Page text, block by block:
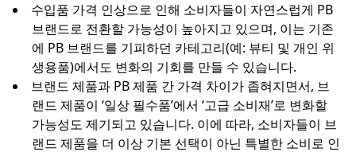
수입품 가격 인상으로 인해 소비자들이 자연스럽게 PB
브랜드로 전환할 가능성이 높아지고 있으며, 이는 기존
에 PB 브랜드를 기피하던 카테고리(예: 뷰티 및 개인 위
생용품)에서도 변화의 기회를 만들 수 있습니다.
브랜드 제품과 PB 제품 간 가격 차이가 좁혀지면서, 브
랜드 제품이 ‘일상 필수품’에서 ‘고급 소비재’로 변화할
가능성도 제기되고 있습니다. 이에 따라, 소비자들이 브
랜드 제품을 더 이상 기본 선택이 아닌 특별한 소비로 인